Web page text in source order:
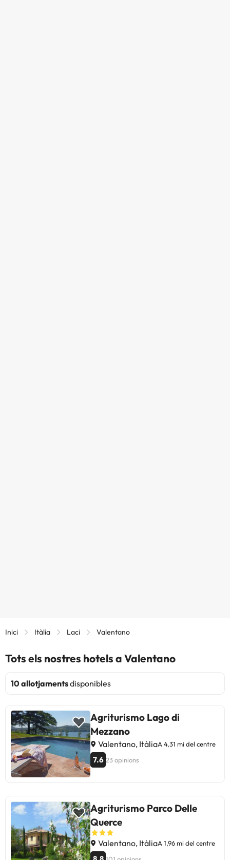
Inici Itàlia Laci Valentano
Tots els nostres hotels a Valentano
10 allotjamentsdisponibles
Agriturismo Lago di
Mezzano
Valentano, ItàliaA 4,31 mi del centre
7.6 23 opinions
Agriturismo Parco Delle
Querce
Valentano, ItàliaA 1,96 mi del centre